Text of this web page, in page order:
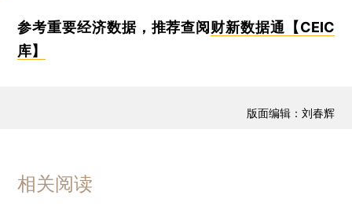
参考重要经济数据，推荐查阅 财新数据通【CEIC
库】
版面编辑：刘春辉
相关阅读